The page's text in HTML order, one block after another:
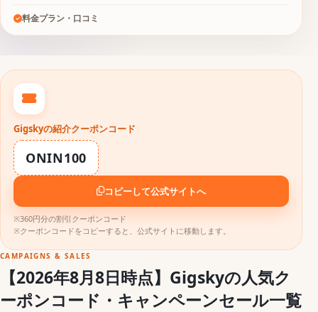
料金プラン・口コミ
Gigskyの紹介クーポンコード
ONIN100
コピーして公式サイトへ
※360円分の割引クーポンコード
※クーポンコードをコピーすると、公式サイトに移動します。
CAMPAIGNS & SALES
【2026年8月8日時点】Gigskyの人気ク
ーポンコード・キャンペーンセール一覧